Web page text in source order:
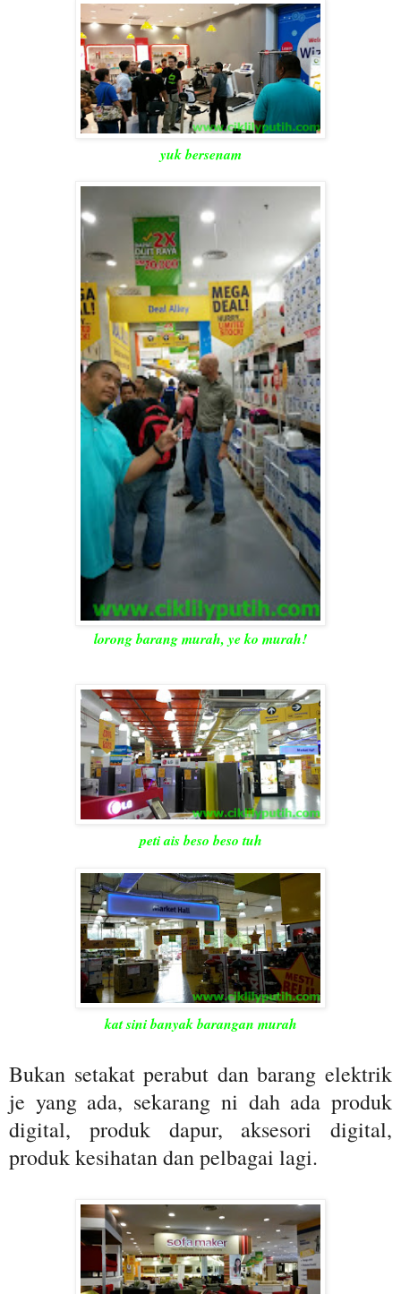
yuk bersenam
lorong barang murah, ye ko murah!
peti ais beso beso tuh
kat sini banyak barangan murah
Bukan setakat perabut dan barang elektrik
je yang ada, sekarang ni dah ada produk
digital, produk dapur, aksesori digital,
produk kesihatan dan pelbagai lagi.